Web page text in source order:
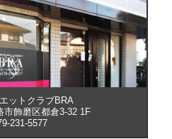
ットクラブBRA
市飾磨区都倉3-32 1F
231-5577